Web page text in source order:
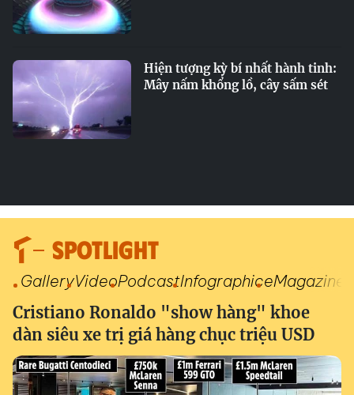
Hiện tượng kỳ bí nhất hành tinh:
Mây nấm khổng lồ, cây sấm sét
SPOTLIGHT
GalleryVideoPodcastInfographiceMagazine
Cristiano Ronaldo "show hàng" khoe
dàn siêu xe trị giá hàng chục triệu USD